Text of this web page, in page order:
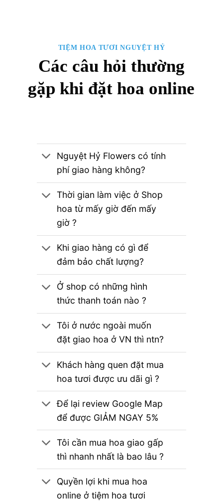
TIỆM HOA TƯƠI NGUYỆT HỶ
Các câu hỏi thường
gặp khi đặt hoa online
Nguyệt Hỷ Flowers có tính
phí giao hàng không?
Thời gian làm việc ở Shop
hoa từ mấy giờ đến mấy
giờ ?
Khi giao hàng có gì để
đảm bảo chất lượng?
Ở shop có những hình
thức thanh toán nào ?
Tôi ở nước ngoài muốn
đặt giao hoa ở VN thì ntn?
Khách hàng quen đặt mua
hoa tươi được ưu dãi gì ?
Để lại review Google Map
để được GIẢM NGAY 5%
Tôi cần mua hoa giao gấp
thì nhanh nhất là bao lâu ?
Quyền lợi khi mua hoa
online ở tiệm hoa tươi